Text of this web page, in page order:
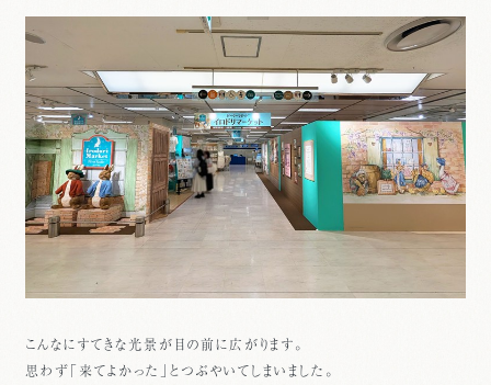
こんなにすてきな光景が目の前に広がります。
思わず「来てよかった」とつぶやいてしまいました。